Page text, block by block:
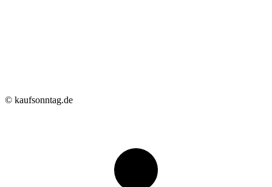
© kaufsonntag.de